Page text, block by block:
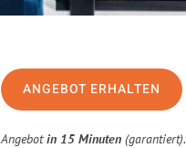
ANGEBOT ERHALTEN
Angebotin 15 Minuten (garantiert).